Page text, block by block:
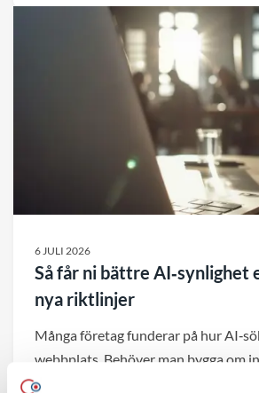
6 JULI 2026
Så får ni bättre AI‑synlighet
nya riktlinjer
Många företag funderar på hur
webbplats. Behöver man bygga om
nya sidor? Eller optimera på helt